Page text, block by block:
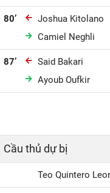
80’
Joshua Kitolano
Camiel Neghli
87’
Said Bakari
Ayoub Oufkir
Cầu thủ dự bị
Teo Quintero